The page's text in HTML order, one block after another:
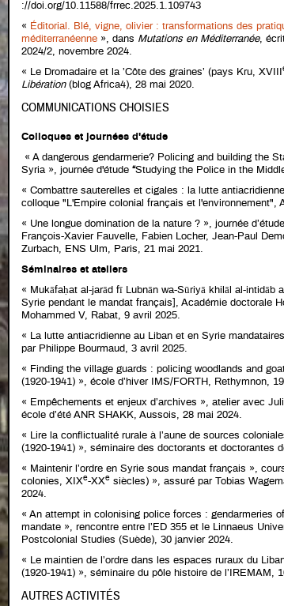
://doi.org/10.11588/frrec.2025.1.109743
« Éditorial. Blé, vigne, olivier : transformations des
méditerranéenne », dans Mutations en Méditerranée,
2024/2, novembre 2024.
« Le Dromadaire et la ’Côte des graines’ (pays Kru, XVIII
Libération(blog Africa4), 28 mai 2020.
COMMUNICATIONS CHOISIES
Colloques et journées d'étude
« A dangerous gendarmerie? Policing and building the
Syria », journée d'étude “Studying the Police in the
« Combattre sauterelles et cigales : la lutte
colloque "L'Empire colonial français et l'environnement",
« Une longue domination de la nature ? », journée
François-Xavier Fauvelle, Fabien Locher, Jean-Paul
Zurbach, ENS Ulm, Paris, 21 mai 2021.
Séminaires et ateliers
« Mukāfaḥat al-jarād fī Lubnān wa-Sūriyā khilāl al-
Syrie pendant le mandat français], Académie doctorale
Mohammed V, Rabat, 9 avril 2025.
« La lutte antiacridienne au Liban et en Syrie
par Philippe Bourmaud, 3 avril 2025.
« Finding the village guards : policing woodlands and
(1920-1941) », école d’hiver IMS/FORTH, Rethymnon,
« Empêchements et enjeux d’archives », atelier avec
école d’été ANR SHAKK, Aussois, 28 mai 2024.
« Lire la conflictualité rurale à l’aune de sources
(1920-1941) », séminaire des doctorants et doctorantes
« Maintenir l’ordre en Syrie sous mandat français »,
colonies, XIXe-XXe siècles) », assuré par Tobias
2024.
« An attempt in colonising police forces : gendarmeries
mandate », rencontre entre l’ED 355 et le Linnaeus
Postcolonial Studies (Suède), 30 janvier 2024.
« Le maintien de l’ordre dans les espaces ruraux du
(1920-1941) », séminaire du pôle histoire de l’IREMAM,
AUTRES ACTIVITÉS